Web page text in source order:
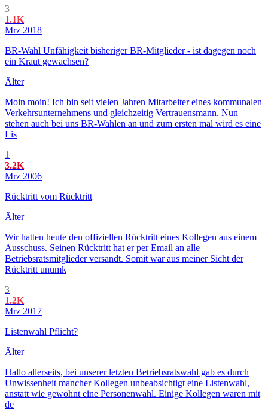
3
1.1K
Mrz 2018
BR-Wahl Unfähigkeit bisheriger BR-Mitglieder - ist dagegen noch
ein Kraut gewachsen?
Älter
Moin moin! Ich bin seit vielen Jahren Mitarbeiter eines kommunalen
Verkehrsunternehmens und gleichzeitig Vertrauensmann. Nun
stehen auch bei uns BR-Wahlen an und zum ersten mal wird es eine
Lis
1
3.2K
Mrz 2006
Rücktritt vom Rücktritt
Älter
Wir hatten heute den offiziellen Rücktritt eines Kollegen aus einem
Ausschuss. Seinen Rücktritt hat er per Email an alle
Betriebsratsmitglieder versandt. Somit war aus meiner Sicht der
Rücktritt unumk
3
1.2K
Mrz 2017
Listenwahl Pflicht?
Älter
Hallo allerseits, bei unserer letzten Betriebsratswahl gab es durch
Unwissenheit mancher Kollegen unbeabsichtigt eine Listenwahl,
anstatt wie gewohnt eine Personenwahl. Einige Kollegen waren mit
de